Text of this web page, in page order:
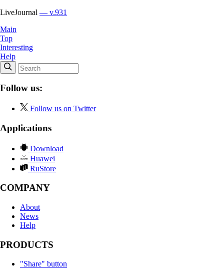
LiveJournal — v.931
Main
Top
Interesting
Help
Follow us:
Follow us on Twitter
Applications
Download
Huawei
RuStore
COMPANY
About
News
Help
PRODUCTS
"Share" button